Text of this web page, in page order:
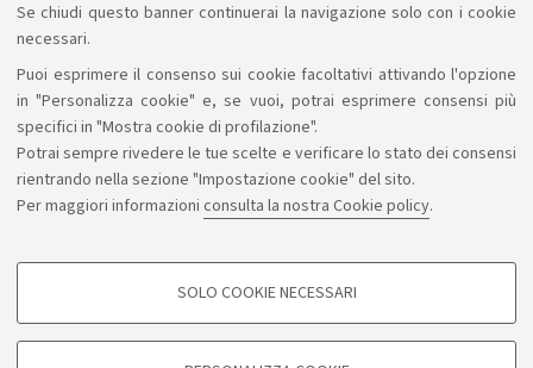
Se chiudi questo banner continuerai la navigazione solo con i cookie
necessari.
Puoi esprimere il consenso sui cookie facoltativi attivando l'opzione
in "Personalizza cookie" e, se vuoi, potrai esprimere consensi più
specifici in "Mostra cookie di profilazione".
Potrai sempre rivedere le tue scelte e verificare lo stato dei consensi
rientrando nella sezione "Impostazione cookie" del sito.
Per maggiori informazioni consulta la nostra Cookie policy.
COOKIE DI PROFILAZIONE - FACOLTATIVI
SOLO COOKIE NECESSARI
Sosteniamo il diritto alla conoscenza
Seguici su: